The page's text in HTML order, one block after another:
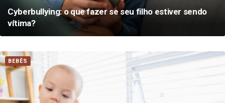
Cyberbullying: o que fazer se seu filho estiver sendo
vítima?
BEBÊS